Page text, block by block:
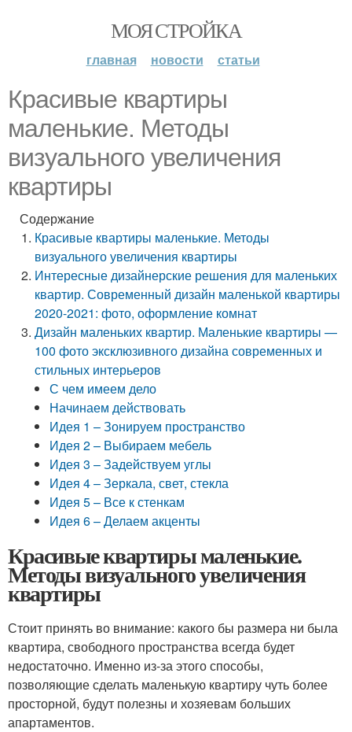
МОЯ СТРОЙКА
главная новости статьи
Красивые квартиры
маленькие. Методы
визуального увеличения
квартиры
Содержание
Красивые квартиры маленькие. Методы
визуального увеличения квартиры
Интересные дизайнерские решения для маленьких
квартир. Современный дизайн маленькой квартиры
2020-2021: фото, оформление комнат
Дизайн маленьких квартир. Маленькие квартиры —
100 фото эксклюзивного дизайна современных и
стильных интерьеров
С чем имеем дело
Начинаем действовать
Идея 1 – Зонируем пространство
Идея 2 – Выбираем мебель
Идея 3 – Задействуем углы
Идея 4 – Зеркала, свет, стекла
Идея 5 – Все к стенкам
Идея 6 – Делаем акценты
Красивые квартиры маленькие.
Методы визуального увеличения
квартиры
Стоит принять во внимание: какого бы размера ни была
квартира, свободного пространства всегда будет
недостаточно. Именно из-за этого способы,
позволяющие сделать маленькую квартиру чуть более
просторной, будут полезны и хозяевам больших
апартаментов.